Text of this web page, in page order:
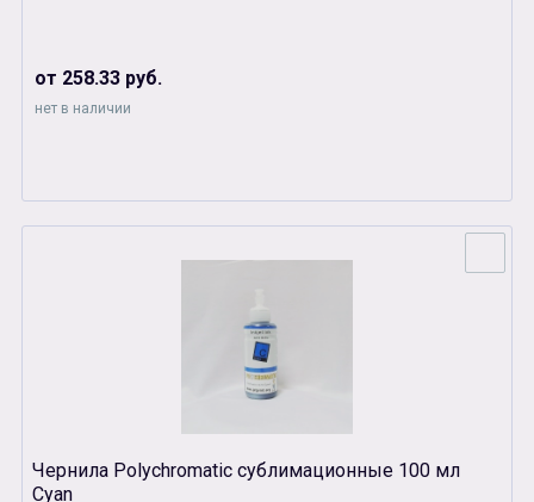
от 258.33 руб.
нет в наличии
Чернила Polychromatic сублимационные 100 мл
Cyan